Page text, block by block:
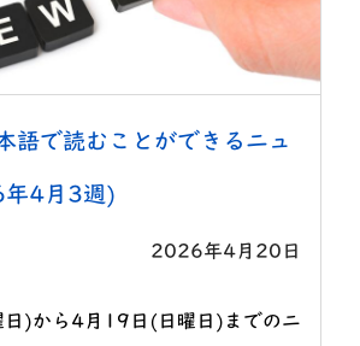
語で読むことができるニュ
4月3週)
2026年4月20日
)から4月19日(日曜日)までのニ